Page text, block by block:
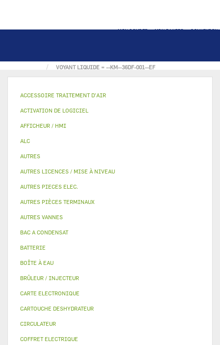
MON COMPTE MON PANIER CONNEXION
VOYANT LIQUIDE = --KM--36DF-001--EF
ACCESSOIRE TRAITEMENT D’AIR
ACTIVATION DE LOGICIEL
AFFICHEUR / HMI
ALC
AUTRES
AUTRES LICENCES / MISE À NIVEAU
AUTRES PIECES ELEC.
AUTRES PIÈCES TERMINAUX
AUTRES VANNES
BAC A CONDENSAT
BATTERIE
BOÎTE À EAU
BRÛLEUR / INJECTEUR
CARTE ELECTRONIQUE
CARTOUCHE DESHYDRATEUR
CIRCULATEUR
COFFRET ELECTRIQUE